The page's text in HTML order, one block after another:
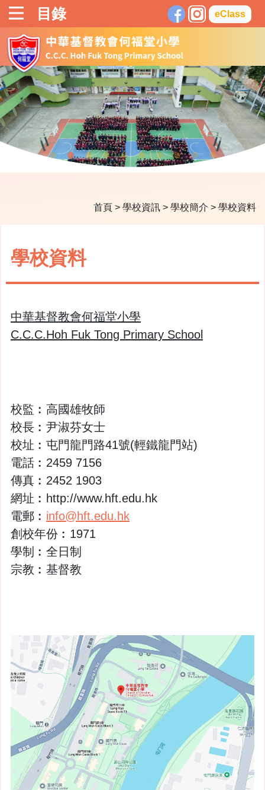
目錄 eClass
首頁 > 學校資訊 > 學校簡介 > 學校資料
學校資料
中華基督教會何福堂小學
C.C.C.Hoh Fuk Tong Primary School
校監︰高國雄牧師
校長︰尹淑芬女士
校址︰屯門龍門路41號(輕鐵龍門站)
電話︰2459 7156
傳真︰2452 1903
網址︰http://www.hft.edu.hk
電郵︰ info@hft.edu.hk
創校年份︰1971
學制︰全日制
宗教︰基督教